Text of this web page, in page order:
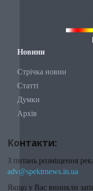
Новини
Стрічка новин
Статті
Думки
Архів
Контакти:
З питань розміщення
adv@spektrnews.in.ua
Якщо у Вас виникли